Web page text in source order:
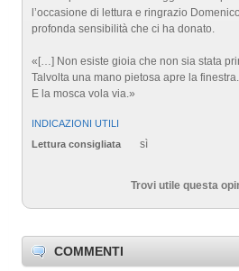
l’occasione di lettura e ringrazio
profonda sensibilità che ci ha donato.
«[…] Non esiste gioia che non sia stata
Talvolta una mano pietosa apre la finestra.
E la mosca vola via.»
INDICAZIONI UTILI
Lettura consigliata
sì
Trovi utile questa
COMMENTI